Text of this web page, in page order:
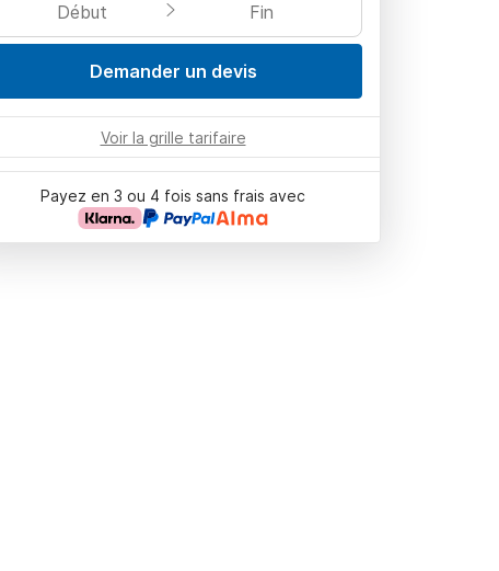
Début Fin
Demander un devis
Voir la grille tarifaire
Payez en 3 ou 4 fois sans frais avec